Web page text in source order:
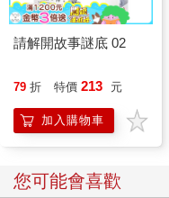
請解開故事謎底 02
79 折 特價 213 元
加入購物車
您可能會喜歡